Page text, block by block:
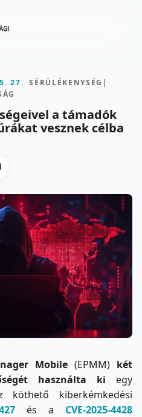
27. SÉRÜLÉKENYSÉG |
a támadók
vesznek célba
X-en emailben
Mobile (EPMM) két
használta ki egy
köthető kiberkémkedési
és a CVE-2025-4428